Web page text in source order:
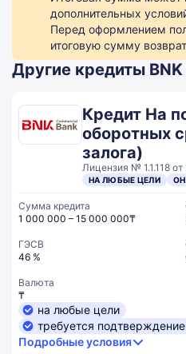
дополнительных
Перед оформлением
итоговую сумму
Другие кредиты
Кредит На
оборотных
залога)
Лицензия № 1.1.118 от
НА ЛЮБЫЕ ЦЕЛИ
Сумма кредита
1 000 000 – 15 000 000₸
ГЭСВ
46 %
Валюта
₸
на любые цели
требуется
Подробные условия